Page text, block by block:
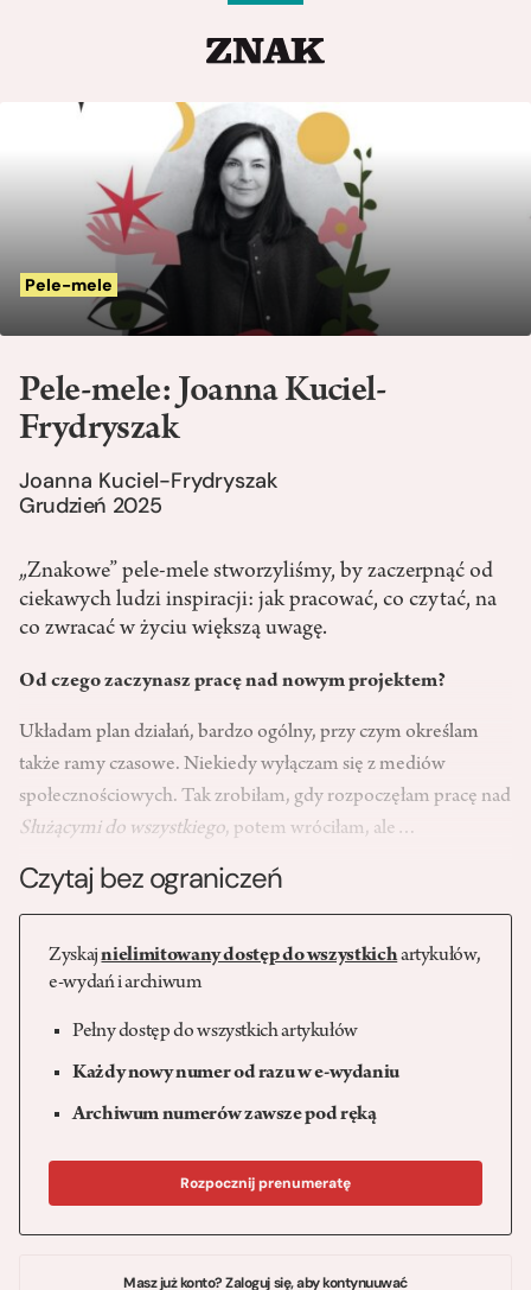
Pele-mele
Pele-mele: Joanna Kuciel-
Frydryszak
Joanna Kuciel-Frydryszak
Grudzień 2025
„Znakowe” pele-mele stworzyliśmy, by zaczerpnąć od
ciekawych ludzi inspiracji: jak pracować, co czytać, na
co zwracać w życiu większą uwagę.
Od czego zaczynasz pracę nad nowym projektem?
Układam plan działań, bardzo ogólny, przy czym określam
także ramy czasowe. Niekiedy wyłączam się z mediów
społecznościowych. Tak zrobiłam, gdy rozpoczęłam pracę nad
Służącymi do wszystkiego, potem wróciłam, ale…
Czytaj bez ograniczeń
Zyskajnielimitowany dostęp do wszystkichartykułów,
e-wydań i archiwum
Pełny dostęp do wszystkich artykułów
Każdy nowy numer od razu w e-wydaniu
Archiwum numerów zawsze pod ręką
Rozpocznij prenumeratę
Masz już konto? Zaloguj się, aby kontynuuwać